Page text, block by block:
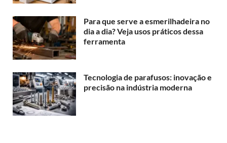
Para que serve a esmerilhadeira no
dia a dia? Veja usos práticos dessa
ferramenta
Tecnologia de parafusos: inovação e
precisão na indústria moderna